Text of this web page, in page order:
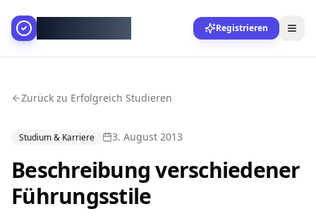
Registrieren
Zurück zu Erfolgreich Studieren
Studium & Karriere 3. August 2013
Beschreibung verschiedener
Führungsstile